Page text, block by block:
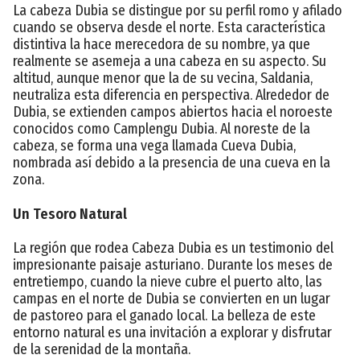
La cabeza Dubia se distingue por su perfil romo y afilado
cuando se observa desde el norte. Esta característica
distintiva la hace merecedora de su nombre, ya que
realmente se asemeja a una cabeza en su aspecto. Su
altitud, aunque menor que la de su vecina, Saldania,
neutraliza esta diferencia en perspectiva. Alrededor de
Dubia, se extienden campos abiertos hacia el noroeste
conocidos como Camplengu Dubia. Al noreste de la
cabeza, se forma una vega llamada Cueva Dubia,
nombrada así debido a la presencia de una cueva en la
zona.
Un Tesoro Natural
La región que rodea Cabeza Dubia es un testimonio del
impresionante paisaje asturiano. Durante los meses de
entretiempo, cuando la nieve cubre el puerto alto, las
campas en el norte de Dubia se convierten en un lugar
de pastoreo para el ganado local. La belleza de este
entorno natural es una invitación a explorar y disfrutar
de la serenidad de la montaña.